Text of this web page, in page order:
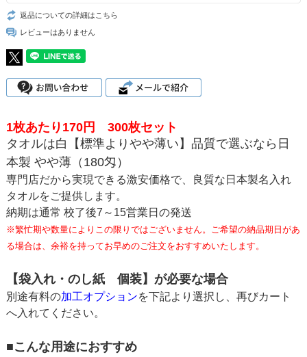
返品についての詳細はこちら
レビューはありません
1枚あたり170円 300枚セット
タオルは白【標準よりやや薄い】 品質で選ぶなら 日
本製 やや薄（180匁）
専門店だから実現できる激安価格で、良質な日本製名入れ
タオルをご提供します。
納期は通常 校了後7～15営業日の発送
※繁忙期や数量によりこの限りではございません。ご希望の納品期日があ
る場合は、余裕を持ってお早めのご注文をおすすめいたします。
【袋入れ・のし紙 個装】が必要な場合
別途有料の加工オプションを下記より選択し、再びカート
へ入れてください。
■こんな用途におすすめ